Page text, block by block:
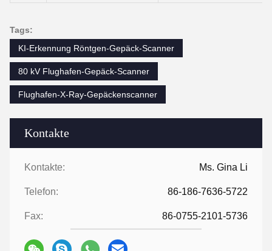
Kontakte
Kontakte: Ms. Gina Li
Telefon: 86-186-7636-5722
Fax: 86-0755-2101-5736
Tags:
KI-Erkennung Röntgen-Gepäck-Scanner
80 kV Flughafen-Gepäck-Scanner
Flughafen-X-Ray-Gepäckenscanner